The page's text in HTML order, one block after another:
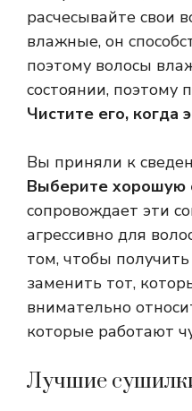
расчесывайте свои
влажные, он
поэтому волосы
состоянии, поэтому
Чистите его, когда
Вы приняли к
Выберите хорошую
сопровождает эти
агрессивно для
том, чтобы
заменить тот,
внимательно
которые работают
Лучшие